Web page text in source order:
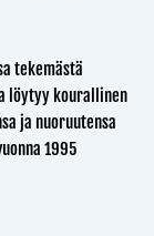
tekemästä
löytyy kourallinen
ja nuoruutensa
1995